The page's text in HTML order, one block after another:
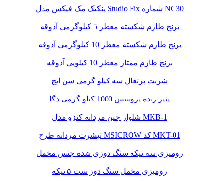
پنکیک مک فیکس مدل Studio Fix شماره NC30
برنج طارم شکسته معطر 5 کیلوگرمی آذوقه
برنج طارم شکسته معطر 10 کیلوگرمی آذوقه
برنج طارم ممتاز معطر 10 کیلویی آذوقه
شربت پرتغال سه کیلو گرمی سن ایچ
پنیر رنده پروسس 1000 کیلو گرمی دگا
شلوار جین مردانه کنزو مدل MKB-1
تیشرت مردانه طرح MSICROW کد MKT-01
رومیزی سه تیکه سنگ دوزی شده جنس مخمل
رومیزی مخمل سنگ دوز ست ۵ تیکه